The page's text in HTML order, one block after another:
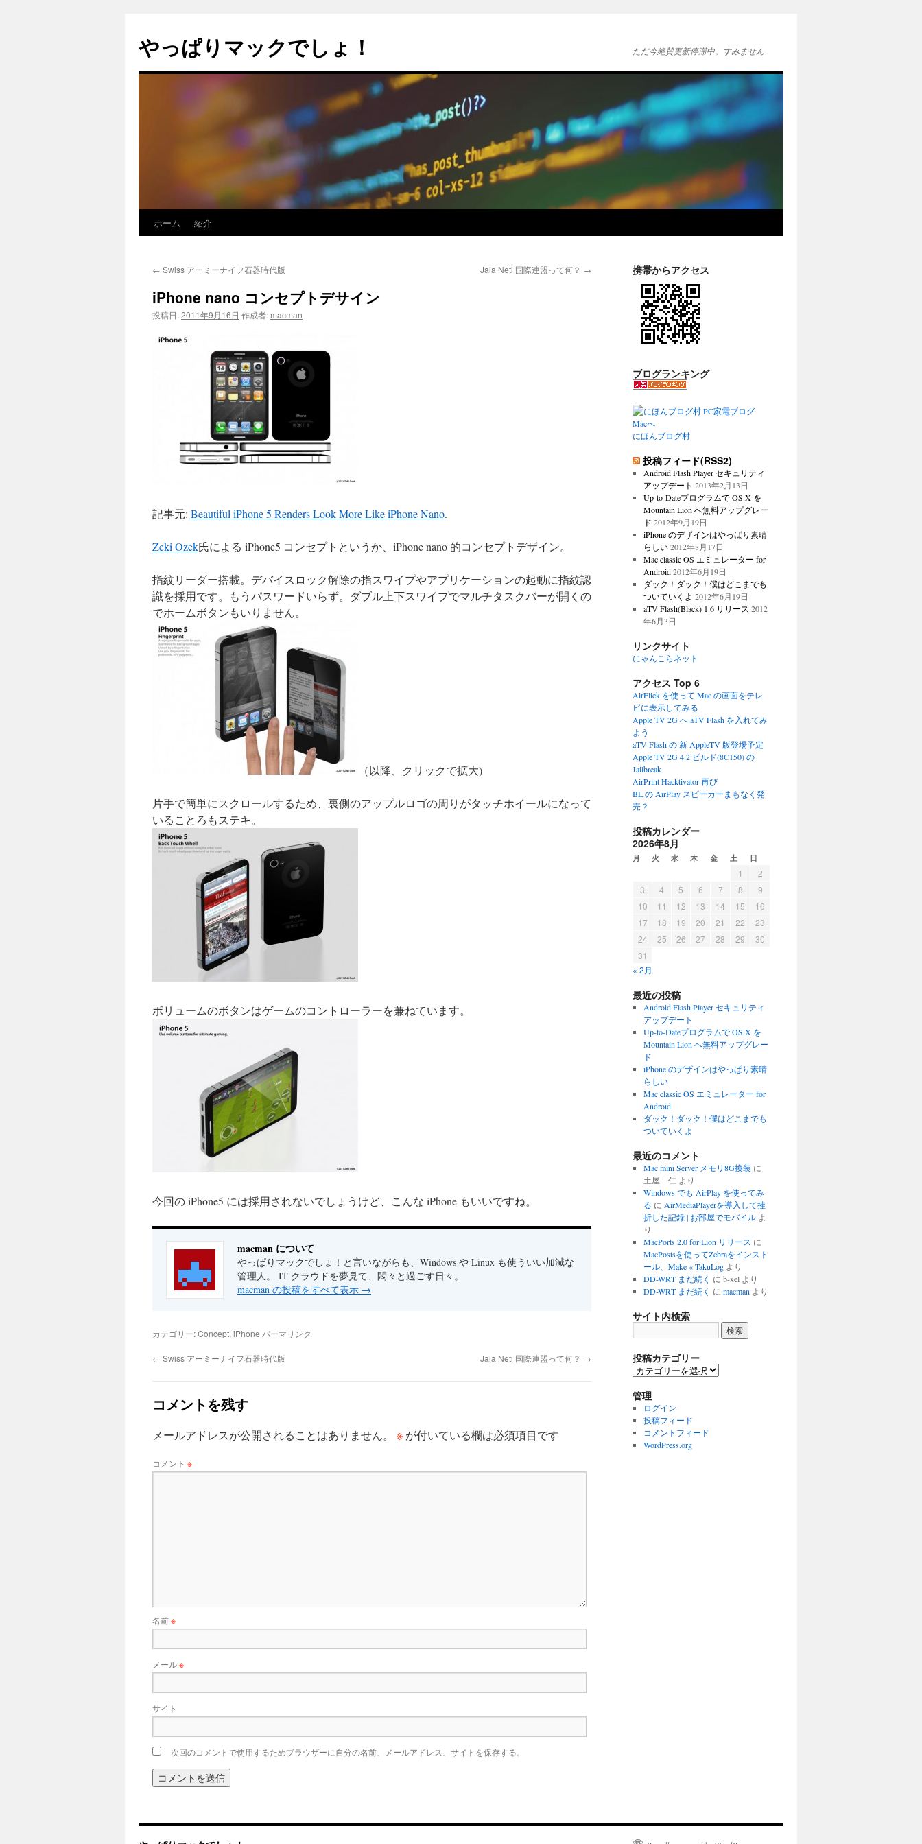
テ
ン
やっぱりマックでしょ！ ただ今絶賛更新停滞中。すみません
ホーム 紹介
← Swiss アーミーナイフ石器時代版 Jala Neti 国際連盟って何？ →
iPhone nano コンセプトデサイン
投稿日:2011年9月16日 作成者: macman
記事元: Beautiful iPhone 5 Renders Look More Like iPhone Nano.
Zeki Ozek氏による iPhone5 コンセプトというか、iPhone nano 的コンセプトデザイン。
指紋リーダー搭載。デバイスロック解除の指スワイプやアプリケーションの起動に指紋認
識を採用です。もうパスワードいらず。ダブル上下スワイプでマルチタスクバーが開くの
でホームボタンもいりません。
（以降、クリックで拡大)
片手で簡単にスクロールするため、裏側のアップルロゴの周りがタッチホイールになって
いることろもステキ。
ボリュームのボタンはゲームのコントローラーを兼ねています。
今回の iPhone5 には採用されないでしょうけど、こんな iPhone もいいですね。
macman について
やっぱりマックでしょ！と言いながらも、Windows や Linux も使ういい加減な
管理人。 IT クラウドを夢見て、悶々と過ごす日々。
macman の投稿をすべて表示 →
カテゴリー:Concept, iPhone パーマリンク
← Swiss アーミーナイフ石器時代版 Jala Neti 国際連盟って何？ →
コメントを残す
メールアドレスが公開されることはありません。 ※ が付いている欄は必須項目です
コメント ※
名前※
メール※
サイト
次回のコメントで使用するためブラウザーに自分の名前、メールアドレス、サイトを保存する。
携帯からアクセス
ブログランキング
にほんブログ村
投稿フィード(RSS2)
Android Flash Player セキュリティ
アップデート 2013年2月13日
Up-to-Dateプログラムで OS X を
Mountain Lion へ無料アップグレー
ド 2012年9月19日
iPhone のデザインはやっぱり素晴
らしい 2012年8月17日
Mac classic OS エミュレーター for
Android 2012年6月19日
ダック！ダック！僕はどこまでも
ついていくよ 2012年6月19日
aTV Flash(Black) 1.6 リリース 2012
年6月3日
リンクサイト
にゃんこらネット
アクセス Top 6
AirFlick を使って Mac の画面をテレ
ビに表示してみる
Apple TV 2G へ aTV Flash を入れてみ
よう
aTV Flash の 新 AppleTV 版登場予定
Apple TV 2G 4.2 ビルド(8C150) の
Jailbreak
AirPrint Hacktivator 再び
BL の AirPlay スピーカーまもなく発
売？
投稿カレンダー
2026年8月
月 火 水 木 金 土 日
1
2
3
4 5 6 7 8
9
10
11 12 13 14 15
16
17
18 19 20 21 22
23
24
25 26 27 28 29
30
31
« 2月
最近の投稿
Android Flash Player セキュリティ
アップデート
Up-to-Dateプログラムで OS X を
Mountain Lion へ無料アップグレー
ド
iPhone のデザインはやっぱり素晴
らしい
Mac classic OS エミュレーター for
Android
ダック！ダック！僕はどこまでも
ついていくよ
最近のコメント
Mac mini Server メモリ8G換装 に
土屋 仁 より
Windows でも AirPlay を使ってみ
る に AirMediaPlayerを導入して挫
折した記録 | お部屋でモバイルよ
り
MacPorts 2.0 for Lion リリース に
MacPostsを使ってZebraをインスト
ール、Make « TakuLogより
DD-WRT まだ続く に b-xelより
DD-WRT まだ続く に macman より
サイト内検索
投稿カテゴリー
投
カ
テ
ゴ
リ
ー
管理
ログイン
投稿フィード
コメントフィード
WordPress.org